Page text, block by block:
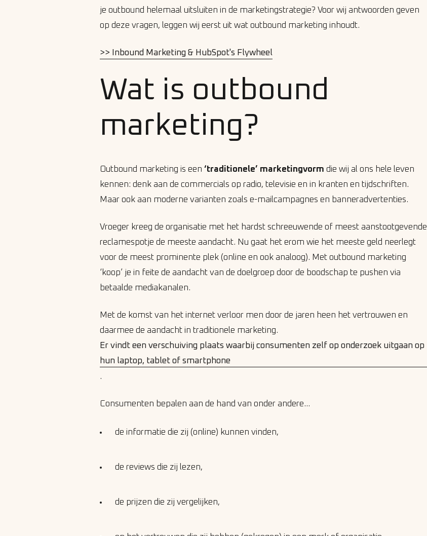
je outbound helemaal uitsluiten in de marketingstrategie? Voor wij antwoorden geven
op deze vragen, leggen wij eerst uit wat outbound marketing inhoudt.
>> Inbound Marketing & HubSpot's Flywheel
Wat is outbound
marketing?
Outbound marketing is een ‘traditionele’ marketingvorm die wij al ons hele leven
kennen: denk aan de commercials op radio, televisie en in kranten en tijdschriften.
Maar ook aan moderne varianten zoals e-mailcampagnes en banneradvertenties.
Vroeger kreeg de organisatie met het hardst schreeuwende of meest aanstootgevende
reclamespotje de meeste aandacht. Nu gaat het erom wie het meeste geld neerlegt
voor de meest prominente plek (online en ook analoog). Met outbound marketing
‘koop’ je in feite de aandacht van de doelgroep door de boodschap te pushen via
betaalde mediakanalen.
Met de komst van het internet verloor men door de jaren heen het vertrouwen en
daarmee de aandacht in traditionele marketing.
Er vindt een verschuiving plaats waarbij consumenten zelf op onderzoek uitgaan op
hun laptop, tablet of smartphone
.
Consumenten bepalen aan de hand van onder andere…
de informatie die zij (online) kunnen vinden,
de reviews die zij lezen,
de prijzen die zij vergelijken,